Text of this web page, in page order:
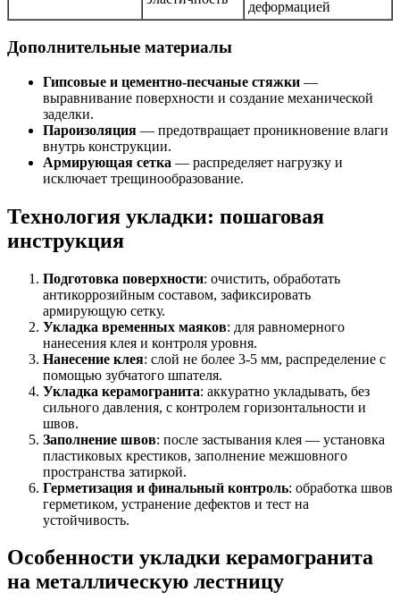
деформацией
Дополнительные материалы
Гипсовые и цементно-песчаные стяжки —
выравнивание поверхности и создание механической
заделки.
Пароизоляция — предотвращает проникновение влаги
внутрь конструкции.
Армирующая сетка — распределяет нагрузку и
исключает трещинообразование.
Технология укладки: пошаговая
инструкция
Подготовка поверхности: очистить, обработать
антикоррозийным составом, зафиксировать
армирующую сетку.
Укладка временных маяков: для равномерного
нанесения клея и контроля уровня.
Нанесение клея: слой не более 3-5 мм, распределение с
помощью зубчатого шпателя.
Укладка керамогранита: аккуратно укладывать, без
сильного давления, с контролем горизонтальности и
швов.
Заполнение швов: после застывания клея — установка
пластиковых крестиков, заполнение межшовного
пространства затиркой.
Герметизация и финальный контроль: обработка швов
герметиком, устранение дефектов и тест на
устойчивость.
Особенности укладки керамогранита
на металлическую лестницу